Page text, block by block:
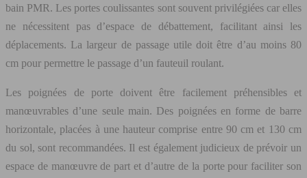
bain PMR. Les portes coulissantes sont souvent privilégiées car elles
ne nécessitent pas d’espace de débattement, facilitant ainsi les
déplacements. La largeur de passage utile doit être d’au moins 80
cm pour permettre le passage d’un fauteuil roulant.
Les poignées de porte doivent être facilement préhensibles et
manœuvrables d’une seule main. Des poignées en forme de barre
horizontale, placées à une hauteur comprise entre 90 cm et 130 cm
du sol, sont recommandées. Il est également judicieux de prévoir un
espace de manœuvre de part et d’autre de la porte pour faciliter son